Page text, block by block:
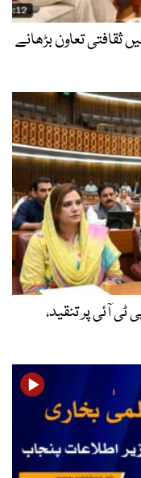
تعاون بڑھانے
آئی پر تنقید،